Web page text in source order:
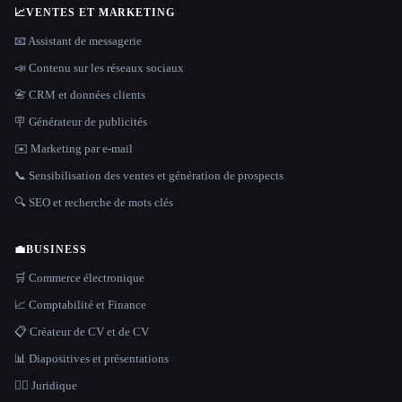
📈VENTES ET MARKETING
📧 Assistant de messagerie
📣 Contenu sur les réseaux sociaux
📇 CRM et données clients
🪧 Générateur de publicités
✉️ Marketing par e-mail
📞 Sensibilisation des ventes et génération de prospects
🔍 SEO et recherche de mots clés
💼BUSINESS
🛒 Commerce électronique
📈 Comptabilité et Finance
📋 Créateur de CV et de CV
📊 Diapositives et présentations
👩‍⚖️ Juridique